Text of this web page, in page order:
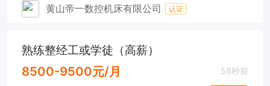
黄山帝一数控机床有限公司 认证
熟练整经工或学徒（高薪）
8500-9500元/月 58秒前